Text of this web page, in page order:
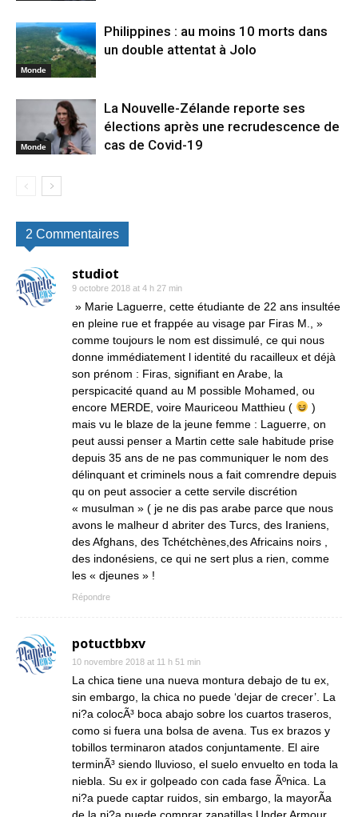
Monde
Philippines : au moins 10 morts dans
un double attentat à Jolo
Monde
La Nouvelle-Zélande reporte ses
élections après une recrudescence de
cas de Covid-19
2 Commentaires
studiot
9 octobre 2018 at 4 h 27 min
» Marie Laguerre, cette étudiante de 22 ans insultée
en pleine rue et frappée au visage par Firas M., »
comme toujours le nom est dissimulé, ce qui nous
donne immédiatement l identité du racailleux et déjà
son prénom : Firas, signifiant en Arabe, la
perspicacité quand au M possible Mohamed, ou
encore MERDE, voire Mauriceou Matthieu (
)
mais vu le blaze de la jeune femme : Laguerre, on
peut aussi penser a Martin cette sale habitude prise
depuis 35 ans de ne pas communiquer le nom des
délinquant et criminels nous a fait comrendre depuis
qu on peut associer a cette servile discrétion
« musulman » ( je ne dis pas arabe parce que nous
avons le malheur d abriter des Turcs, des Iraniens,
des Afghans, des Tchétchènes,des Africains noirs ,
des indonésiens, ce qui ne sert plus a rien, comme
les « djeunes » !
Répondre
potuctbbxv
10 novembre 2018 at 11 h 51 min
La chica tiene una nueva montura debajo de tu ex,
sin embargo, la chica no puede ‘dejar de crecer’. La
ni?a colocÃ³ boca abajo sobre los cuartos traseros,
como si fuera una bolsa de avena. Tus ex brazos y
tobillos terminaron atados conjuntamente. El aire
terminÃ³ siendo lluvioso, el suelo envuelto en toda la
niebla. Su ex ir golpeado con cada fase Ãºnica. La
ni?a puede captar ruidos, sin embargo, la mayorÃ­a